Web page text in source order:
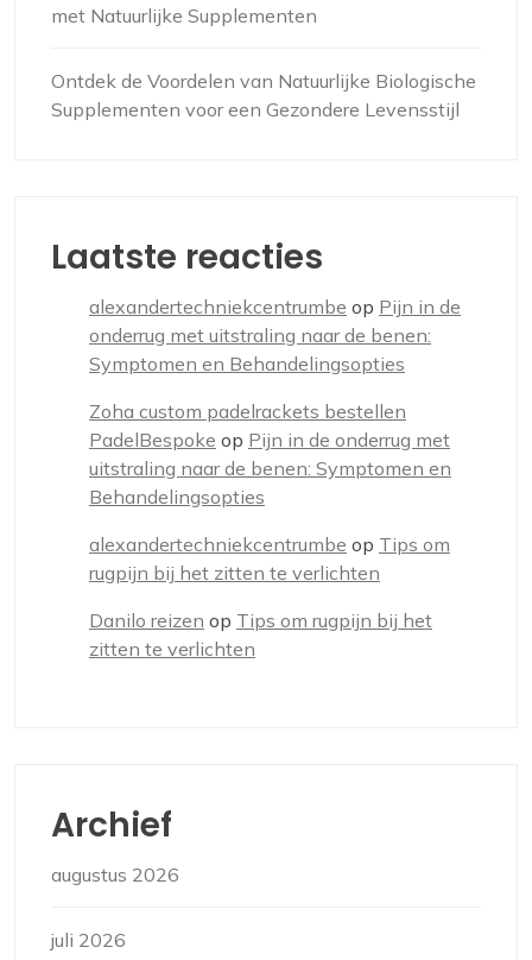
met Natuurlijke Supplementen
Ontdek de Voordelen van Natuurlijke Biologische
Supplementen voor een Gezondere Levensstijl
Laatste reacties
alexandertechniekcentrumbe op Pijn in de
onderrug met uitstraling naar de benen:
Symptomen en Behandelingsopties
Zoha custom padelrackets bestellen
PadelBespoke op Pijn in de onderrug met
uitstraling naar de benen: Symptomen en
Behandelingsopties
alexandertechniekcentrumbe op Tips om
rugpijn bij het zitten te verlichten
Danilo reizen op Tips om rugpijn bij het
zitten te verlichten
Archief
augustus 2026
juli 2026